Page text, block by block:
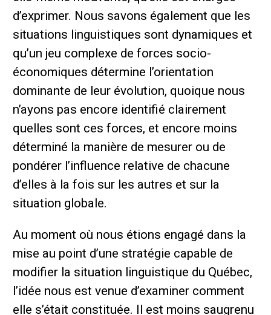
d’exprimer. Nous savons également que les
situations linguistiques sont dynamiques et
qu’un jeu complexe de forces socio-
économiques détermine l’orientation
dominante de leur évolution, quoique nous
n’ayons pas encore identifié clairement
quelles sont ces forces, et encore moins
déterminé la manière de mesurer ou de
pondérer l’influence relative de chacune
d’elles à la fois sur les autres et sur la
situation globale.
Au moment où nous étions engagé dans la
mise au point d’une stratégie capable de
modifier la situation linguistique du Québec,
l’idée nous est venue d’examiner comment
elle s’était constituée. Il est moins saugrenu